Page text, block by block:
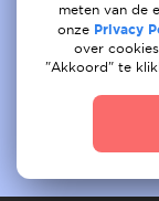
03
meten van de
onze Privacy
over
"Akkoord" te